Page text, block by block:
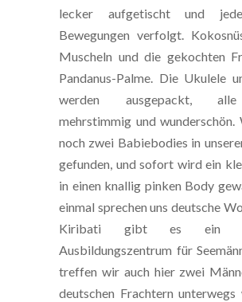
lecker aufgetischt und
Bewegungen verfolgt.
Muscheln und die gekochten
Pandanus-Palme. Die Ukulele
werden ausgepackt,
mehrstimmig und wunderschön.
noch zwei Babiebodies in
gefunden, und sofort wird ein
in einen knallig pinken Body
einmal sprechen uns deutsche
Kiribati gibt es ein
Ausbildungszentrum für
treffen wir auch hier zwei
deutschen Frachtern unterwegs